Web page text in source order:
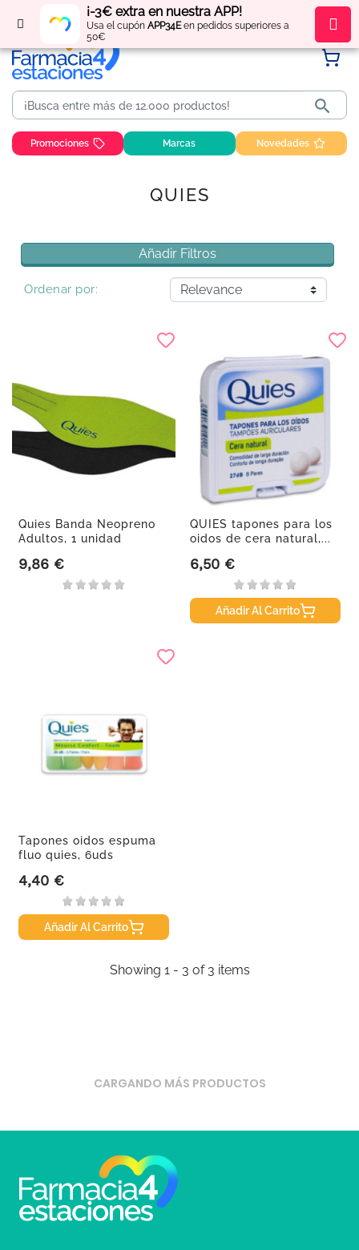
¡-3€ extra en nuestra APP!
Usa el cupón APP34Een pedidos superiores a
50€
Regístratey obténpuntos por tus compras

Promociones Marcas Novedades
QUIES
Añadir Filtros
Ordenar por:
Quies Banda Neopreno
Adultos, 1 unidad
Precio
9,86 €
QUIES tapones para los
oidos de cera natural,...
Precio
6,50 €
Añadir Al Carrito
Tapones oidos espuma
fluo quies, 6uds
Precio
4,40 €
Añadir Al Carrito
Showing 1 - 3 of 3 items
CARGANDO MÁS PRODUCTOS